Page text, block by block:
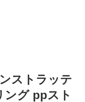
ストラッテ
ング ppスト